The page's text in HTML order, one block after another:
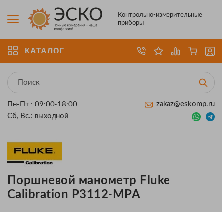
Контрольно-измерительные
приборы
КАТАЛОГ
Пн-Пт.: 09:00-18:00
Сб, Вс.: выходной
zakaz@eskomp.ru
Поршневой манометр Fluke
Calibration P3112-MPA